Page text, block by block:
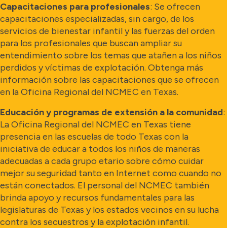
Capacitaciones para profesionales: Se ofrecen
capacitaciones especializadas, sin cargo, de los
servicios de bienestar infantil y las fuerzas del orden
para los profesionales que buscan ampliar su
entendimiento sobre los temas que atañen a los niños
perdidos y víctimas de explotación. Obtenga más
información sobre las capacitaciones que se ofrecen
en la Oficina Regional del NCMEC en Texas.
Educación y programas de extensión a la comunidad:
La Oficina Regional del NCMEC en Texas tiene
presencia en las escuelas de todo Texas con la
iniciativa de educar a todos los niños de maneras
adecuadas a cada grupo etario sobre cómo cuidar
mejor su seguridad tanto en Internet como cuando no
están conectados. El personal del NCMEC también
brinda apoyo y recursos fundamentales para las
legislaturas de Texas y los estados vecinos en su lucha
contra los secuestros y la explotación infantil.